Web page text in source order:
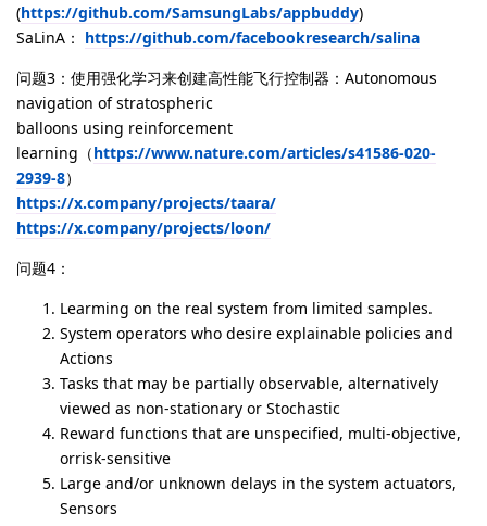
(https://github.com/SamsungLabs/appbuddy)
SaLinA： https://github.com/facebookresearch/salina
问题3：使用强化学习来创建高性能飞行控制器：Autonomous
navigation of stratospheric
balloons using reinforcement
learning（https://www.nature.com/articles/s41586-020-
2939-8）
https://x.company/projects/taara/
https://x.company/projects/loon/
问题4：
Learming on the real system from limited samples.
System operators who desire explainable policies and
Actions
Tasks that may be partially observable, alternatively
viewed as non-stationary or Stochastic
Reward functions that are unspecified, multi-objective,
orrisk-sensitive
Large and/or unknown delays in the system actuators,
Sensors